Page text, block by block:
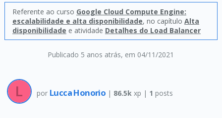
Publicado 5 anos atrás, em 04/11/2021
Referente ao curso Google Cloud Compute Engine:
escalabilidade e alta disponibilidade, no capítulo Alta
disponibilidade e atividade Detalhes do Load Balancer
por Lucca Honorio | 86.5k xp | 1 posts